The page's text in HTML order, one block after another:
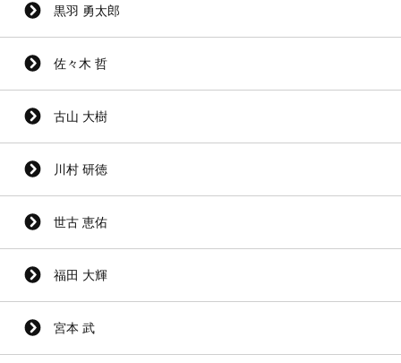
黒羽 勇太郎
佐々木 哲
古山 大樹
川村 研徳
世古 恵佑
福田 大輝
宮本 武